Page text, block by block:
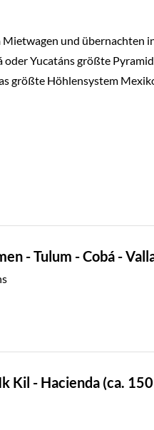
und
oder Yucatáns größte
größte Höhlensystem
- Tulum - Cobá -
Kil - Hacienda (ca.